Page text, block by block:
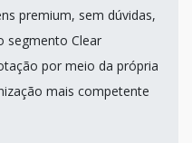
premium, sem dúvidas,
segmento Clear
por meio da própria
mais competente